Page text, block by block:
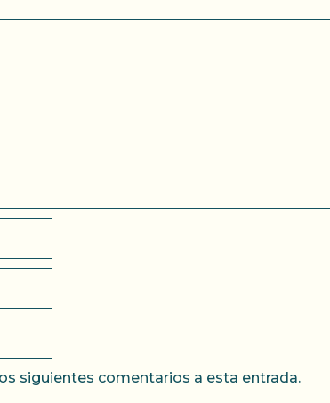
siguientes comentarios a esta entrada.